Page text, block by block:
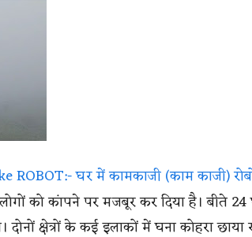
ROBOT:- घर में कामकाजी (काम काजी)
को कांपने पर मजबूर कर दिया है। बीते 24
दोनों क्षेत्रों के कई इलाकों में घना कोहरा